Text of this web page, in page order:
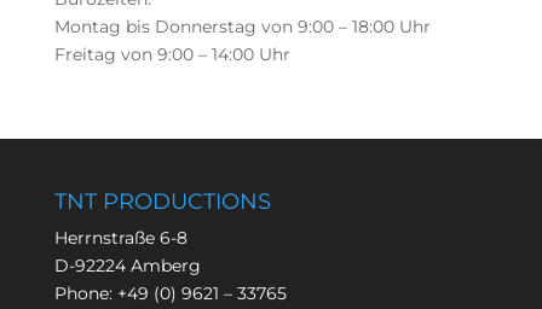
Montag bis Donnerstag von 9:00 – 18:00 Uhr
Freitag von 9:00 – 14:00 Uhr
TNT PRODUCTIONS
Herrnstraße 6-8
D-92224 Amberg
Phone: +49 (0) 9621 – 33765